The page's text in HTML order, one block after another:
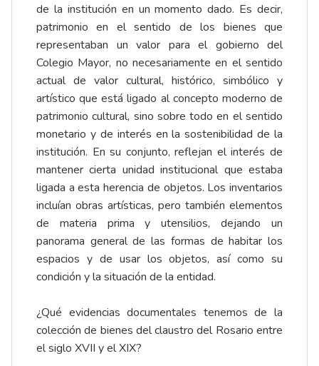
de la institución en un momento dado. Es decir,
patrimonio en el sentido de los bienes que
representaban un valor para el gobierno del
Colegio Mayor, no necesariamente en el sentido
actual de valor cultural, histórico, simbólico y
artístico que está ligado al concepto moderno de
patrimonio cultural, sino sobre todo en el sentido
monetario y de interés en la sostenibilidad de la
institución. En su conjunto, reflejan el interés de
mantener cierta unidad institucional que estaba
ligada a esta herencia de objetos. Los inventarios
incluían obras artísticas, pero también elementos
de materia prima y utensilios, dejando un
panorama general de las formas de habitar los
espacios y de usar los objetos, así como su
condición y la situación de la entidad.
¿Qué evidencias documentales tenemos de la
colección de bienes del claustro del Rosario entre
el siglo XVII y el XIX?